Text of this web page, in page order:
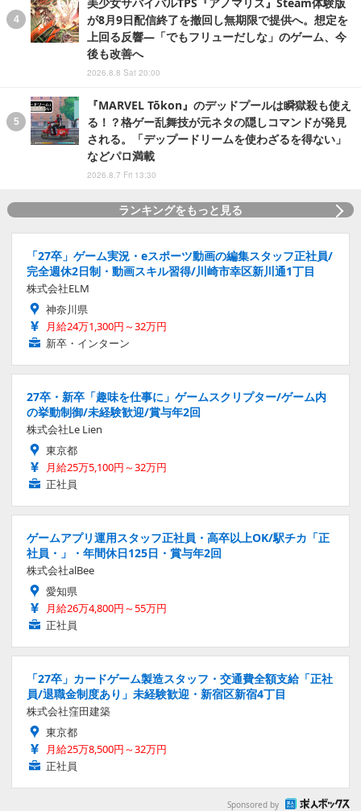
が8月9日配信終了を撤回し無期限で提供へ。想定を
上回る反響―「でもフリューだしな」のゲーム、今
後も改善へ
2026.8.8 Sat 20:00
『MARVEL Tōkon』のデッドプールは瞬獄殺も使え
る！？格ゲー乱舞技が元ネタの隠しコマンドが発見
される。「デップードリームを使わざるを得ない」
などパロ満載
2026.8.7 Fri 13:30
ランキングをもっと見る
「27卒」ゲーム実況・eスポーツ動画の編集スタッフ正社員/
完全週休2日制・動画スキル習得/川崎市幸区新川通1丁目
株式会社ELM
神奈川県
月給24万1,300円～32万円
新卒・インターン
27卒・新卒「趣味を仕事に」ゲームスクリプター/ゲーム内
の挙動制御/未経験歓迎/賞与年2回
株式会社Le Lien
東京都
月給25万5,100円～32万円
正社員
ゲームアプリ運用スタッフ正社員・高卒以上OK/駅チカ「正
社員・」・年間休日125日・賞与年2回
株式会社alBee
愛知県
月給26万4,800円～55万円
正社員
「27卒」カードゲーム製造スタッフ・交通費全額支給「正社
員/退職金制度あり」未経験歓迎・新宿区新宿4丁目
株式会社窪田建築
東京都
月給25万8,500円～32万円
正社員
Sponsored by